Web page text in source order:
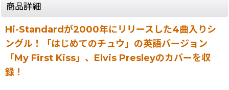
商品詳細
Hi-Standardが2000年にリリースした4曲入りシ
ングル！「はじめてのチュウ」の英語バージョン
「My First Kiss」、Elvis Presleyのカバーを収
録！